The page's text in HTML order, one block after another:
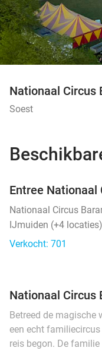
Nationaal Circus
Soest
Entree Nationaal
Nationaal Circus
IJmuiden (+4 locaties)
Verkocht: 701
Nationaal Circus
Betreed de magische
een echt
reis begon. De